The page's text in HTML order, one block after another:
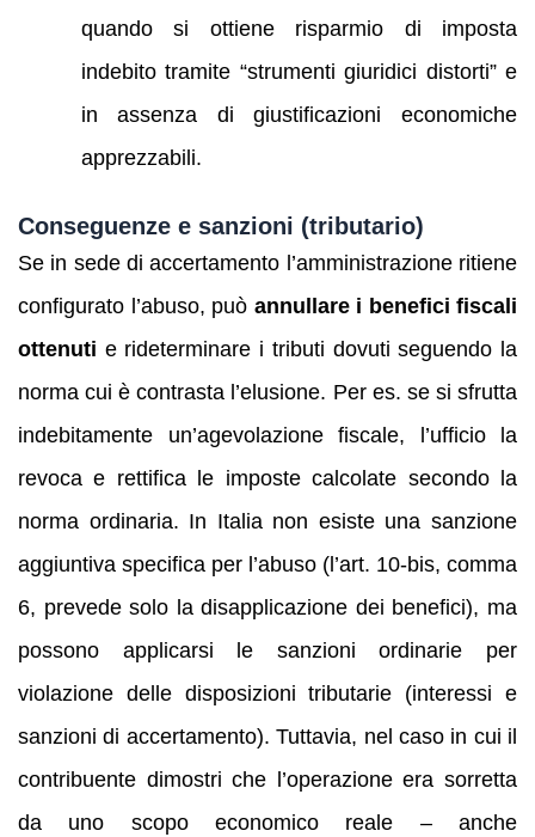
quando si ottiene risparmio di imposta
indebito tramite “strumenti giuridici distorti” e
in assenza di giustificazioni economiche
apprezzabili.
Conseguenze e sanzioni (tributario)
Se in sede di accertamento l’amministrazione ritiene
configurato l’abuso, può annullare i benefici fiscali
ottenuti e rideterminare i tributi dovuti seguendo la
norma cui è contrasta l’elusione. Per es. se si sfrutta
indebitamente un’agevolazione fiscale, l’ufficio la
revoca e rettifica le imposte calcolate secondo la
norma ordinaria. In Italia non esiste una sanzione
aggiuntiva specifica per l’abuso (l’art. 10-bis, comma
6, prevede solo la disapplicazione dei benefici), ma
possono applicarsi le sanzioni ordinarie per
violazione delle disposizioni tributarie (interessi e
sanzioni di accertamento). Tuttavia, nel caso in cui il
contribuente dimostri che l’operazione era sorretta
da uno scopo economico reale – anche